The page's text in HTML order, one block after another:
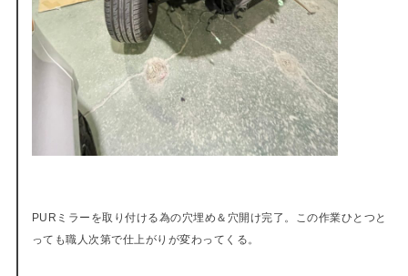
PURミラーを取り付ける為の穴埋め＆穴開け完了。この作業ひとつと
っても職人次第で仕上がりが変わってくる。